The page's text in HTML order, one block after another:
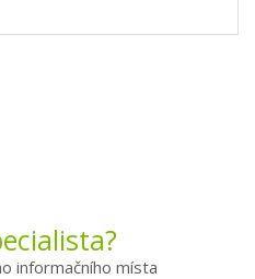
informačního místa